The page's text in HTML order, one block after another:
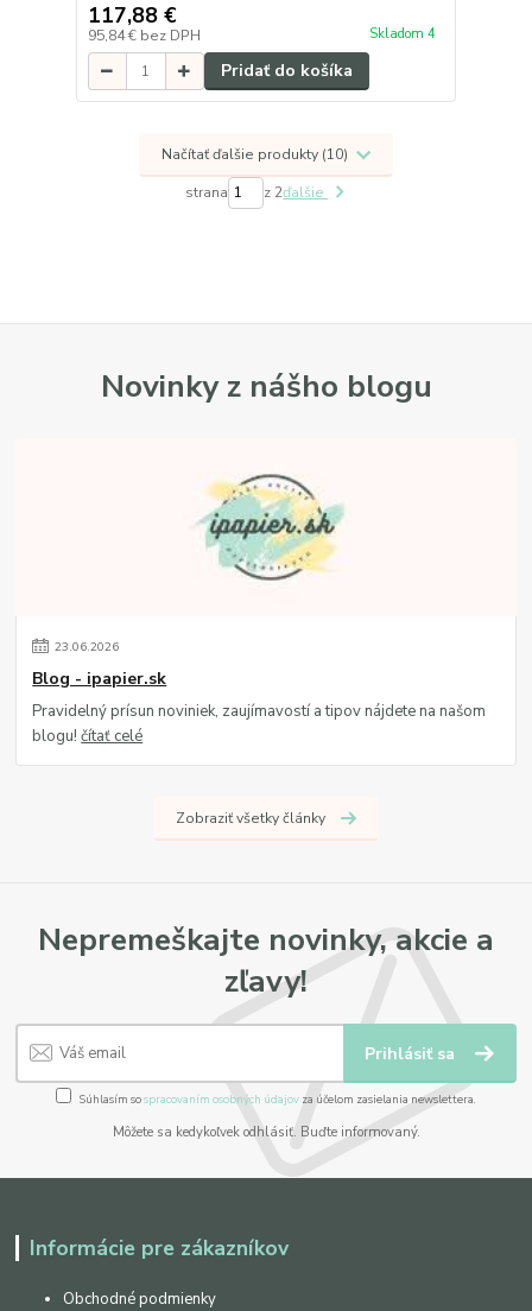
117,88 €
95,84 € bez DPH Skladom 4
Pridať do košíka
Načítať ďalšie produkty (10)
strana z 2ďalšie
Novinky z nášho blogu
23.06.2026
Blog - ipapier.sk
Pravidelný prísun noviniek, zaujímavostí a tipov nájdete na našom
blogu!čítať celé
Zobraziť všetky články
Nepremeškajte novinky, akcie a
zľavy!
Prihlásiť sa
Súhlasím sospracovaním osobných údajov za účelom zasielania newslettera.
Môžete sa kedykoľvek odhlásiť. Buďte informovaný.
Informácie pre zákazníkov
Obchodné podmienky